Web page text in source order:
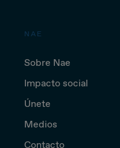
NAE
Sobre Nae
Impacto social
Únete
Medios
Contacto